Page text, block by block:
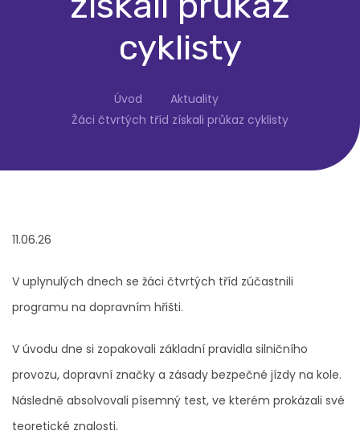
cyklisty
Úvod
Aktuality
Žáci čtvrtých tříd získali průkaz cyklisty
11.06.26
V uplynulých dnech se žáci čtvrtých tříd zúčastnili
programu na dopravním hřišti.
V úvodu dne si zopakovali základní pravidla silničního
provozu, dopravní značky a zásady bezpečné jízdy na kole.
Následně absolvovali písemný test, ve kterém prokázali své
teoretické znalosti.